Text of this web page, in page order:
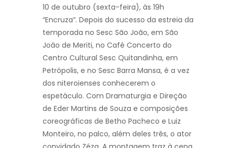
10 de outubro (sexta-feira), às 19h
“Encruza”. Depois do sucesso da estreia da
temporada no Sesc São João, em São
João de Meriti, no Café Concerto do
Centro Cultural Sesc Quitandinha, em
Petrópolis, e no Sesc Barra Mansa, é a vez
dos niteroienses conhecerem o
espetáculo. Com Dramaturgia e Direção
de Eder Martins de Souza e composições
coreográficas de Betho Pacheco e Luiz
Monteiro, no palco, além deles três, o ator